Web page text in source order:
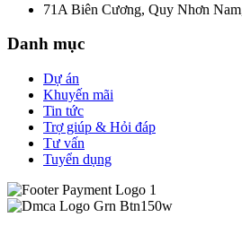
71A Biên Cương, Quy Nhơn
Danh mục
Dự án
Khuyến mãi
Tin tức
Trợ giúp & Hỏi đáp
Tư vấn
Tuyển dụng